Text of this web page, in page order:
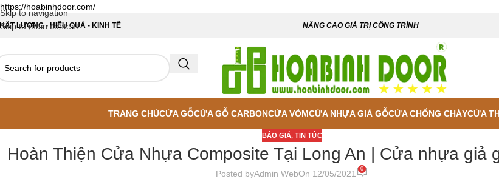
https://hoabinhdoor.com/
Skip to navigation
Skip to main content
LƯỢNG - HIỆU QUẢ - KINH TẾ NÂNG CAO GIÁ TRỊ CÔNG TRÌNH
TRANG CHỦCỬA GỖCỬA GỖ CARBONCỬA VÒMCỬA NHỰA GIẢ GỖCỬA CHỐNG CHÁYCỬA
BÁO GIÁ, TIN TỨC
Hoàn Thiện Cửa Nhựa Composite Tại Long An | Cửa nhựa giả
Posted byAdmin WebOn 12/05/2021 0